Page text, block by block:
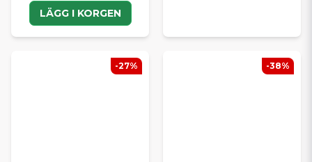
LÄGG I KORGEN
-27% -38%